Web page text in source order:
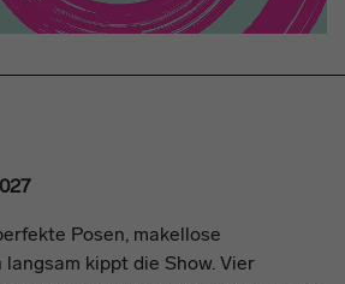
Posen, makellose
kippt die Show. Vier